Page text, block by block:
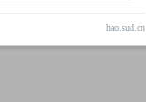
hao.sud.cn